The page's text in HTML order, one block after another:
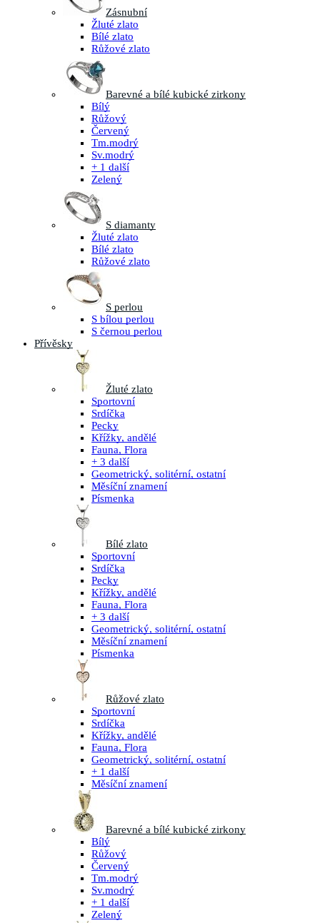
Zásnubní
Žluté zlato
Bílé zlato
Růžové zlato
Barevné a bílé kubické zirkony
Bílý
Růžový
Červený
Tm.modrý
Sv.modrý
+ 1 další
Zelený
S diamanty
Žluté zlato
Bílé zlato
Růžové zlato
S perlou
S bílou perlou
S černou perlou
Přívěsky
Žluté zlato
Sportovní
Srdíčka
Pecky
Křížky, andělé
Fauna, Flora
+ 3 další
Geometrický, solitérní, ostatní
Měsíční znamení
Písmenka
Bílé zlato
Sportovní
Srdíčka
Pecky
Křížky, andělé
Fauna, Flora
+ 3 další
Geometrický, solitérní, ostatní
Měsíční znamení
Písmenka
Růžové zlato
Sportovní
Srdíčka
Křížky, andělé
Fauna, Flora
Geometrický, solitérní, ostatní
+ 1 další
Měsíční znamení
Barevné a bílé kubické zirkony
Bílý
Růžový
Červený
Tm.modrý
Sv.modrý
+ 1 další
Zelený